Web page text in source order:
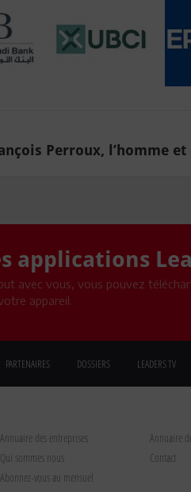
Perroux, l’homme et
applications
avec vous, vous pouvez
appareil.
PARTENAIRES DOSSIERS LEADERS TV
Annuaire des entreprises
Annuaire
Qui sommes nous
Contact
Abonnez-vous au mensuel